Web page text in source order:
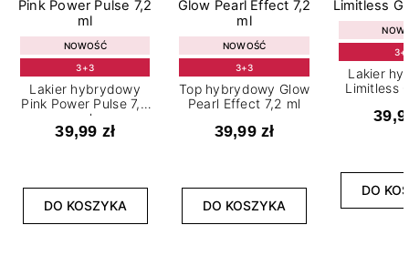
NOWOŚĆ
3+3
Lakier hybrydowy
Pink Power Pulse 7,2
ml
39,99 zł
DO KOSZYKA
NOWOŚĆ
3+3
Top hybrydowy Glow
Pearl Effect 7,2 ml
39,99 zł
DO KOSZYKA
Lakier
Limitless
DO